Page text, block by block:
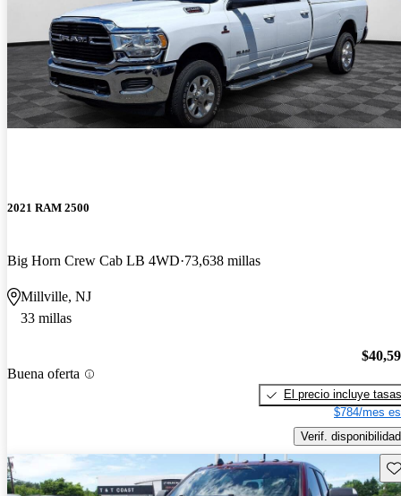
2021 RAM 2500
Big Horn Crew Cab LB 4WD 73,638 millas
Millville, NJ
33 millas
Buena oferta
El precio incluye tasas
$784/mes
Verif. disponibilidad